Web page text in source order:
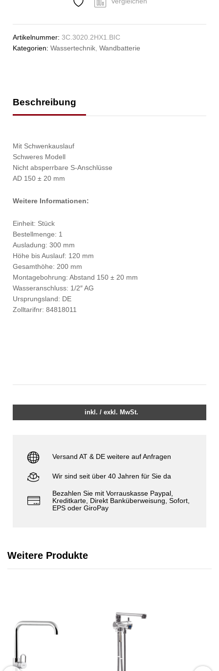
Artikelnummer:3C.3020.2HX1.BIC
Kategorien:Wassertechnik,Wandbatterie
Beschreibung
Mit Schwenkauslauf
Schweres Modell
Nicht absperrbare S-Anschlüsse
AD 150 ± 20 mm
Weitere Informationen:
Einheit: Stück
Bestellmenge: 1
Ausladung: 300 mm
Höhe bis Auslauf: 120 mm
Gesamthöhe: 200 mm
Montagebohrung: Abstand 150 ± 20 mm
Wasseranschluss: 1/2″ AG
Ursprungsland: DE
Zolltarifnr: 84818011
inkl. / exkl. MwSt.
Versand AT & DE weitere auf Anfragen
Wir sind seit über 40 Jahren für Sie da
Bezahlen Sie mit Vorrauskasse Paypal,
Kreditkarte, Direkt Banküberweisung, Sofort,
EPS oder GiroPay
Weitere Produkte